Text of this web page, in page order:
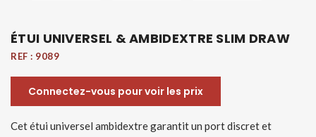
ÉTUI UNIVERSEL & AMBIDEXTRE SLIM DRAW
REF : 9089
Connectez-vous pour voir les prix
Cet étui universel ambidextre garantit un port discret et